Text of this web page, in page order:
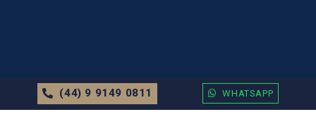
(44) 9 9149 0811 WHATSAPP